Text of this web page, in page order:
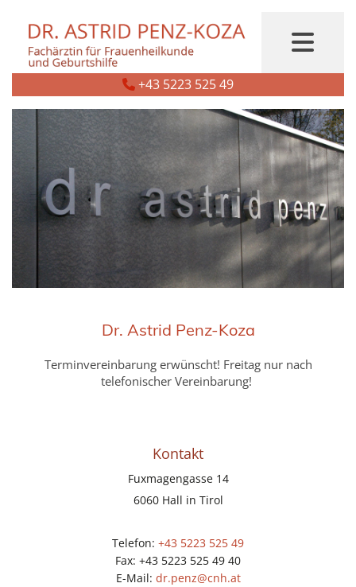
 +43 5223 525 49
Dr. Astrid Penz-Koza
Terminvereinbarung erwünscht! Freitag nur nach
telefonischer Vereinbarung!
Kontakt
Fuxmagengasse 14
6060 Hall in Tirol
Telefon: +43 5223 525 49
Fax: +43 5223 525 49 40
E-Mail: dr.penz@cnh.at